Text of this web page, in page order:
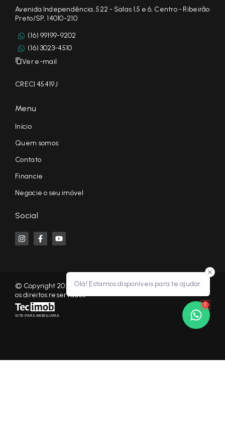
Olá! Estamos disponíveis para te ajudar.
1
Avenida Independência, 522 - Salas 1,5 e 6, Centro - Ribeirão
Preto/SP, 14010-210
(16) 99199-9202
(16) 3023-4510
Ver e-mail
CRECI 45419J
Menu
Início
Quem somos
Contato
Financie
Negocie o seu imóvel
Social
© Copyright 2026 - KF NEGÓCIOS IMOBILIÁRIOS RP - Todos
os direitos reservados
SITE PARA IMOBILIARIA